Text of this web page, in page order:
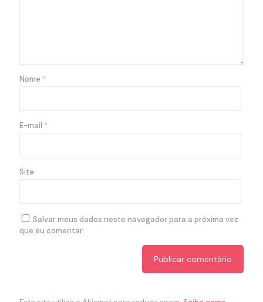
Nome *
E-mail *
Site
Salvar meus dados neste navegador para a próxima vez
que eu comentar.